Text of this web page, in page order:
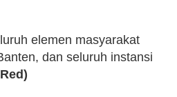
elemen masyarakat
dan seluruh instansi